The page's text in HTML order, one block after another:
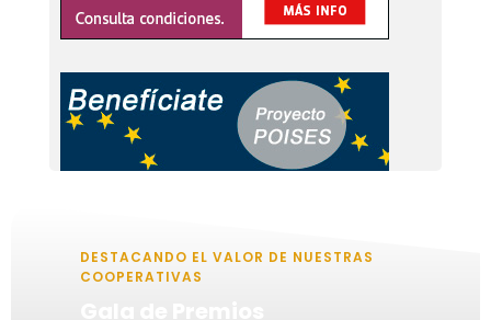
DESTACANDO EL VALOR DE NUESTRAS
COOPERATIVAS